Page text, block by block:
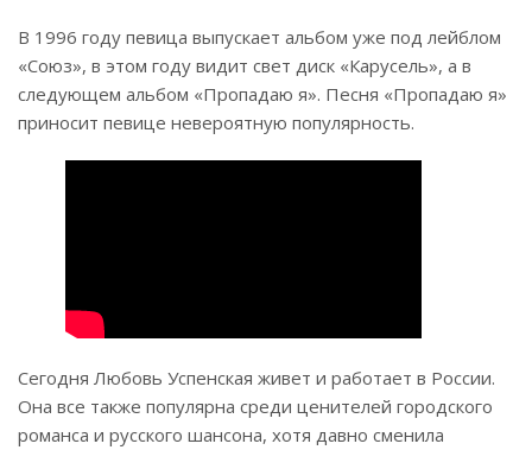
В 1996 году певица выпускает альбом уже под лейблом
«Союз», в этом году видит свет диск «Карусель», а в
следующем альбом «Пропадаю я». Песня «Пропадаю я»
приносит певице невероятную популярность.
Сегодня Любовь Успенская живет и работает в России.
Она все также популярна среди ценителей городского
романса и русского шансона, хотя давно сменила